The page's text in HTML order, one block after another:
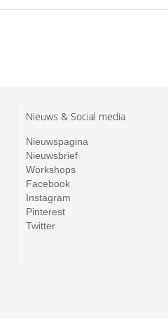
Nieuws & Social media
Nieuwspagina
Nieuwsbrief
Workshops
Facebook
Instagram
Pinterest
Twitter